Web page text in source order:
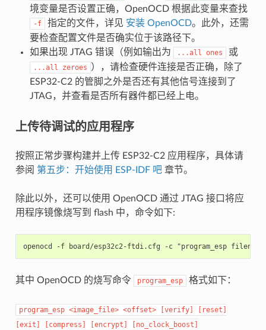
境变量是否设置正确，OpenOCD 根据此变量来查找
-f 指定的文件，详见 安装 OpenOCD。此外，还需
要检查配置文件是否确实位于该路径下。
如果出现 JTAG 错误（例如输出为
...all ones 或
...all zeroes
），请检查硬件连接是否正确，除了
ESP32-C2 的管脚之外是否还有其他信号连接到了
JTAG，并查看是否所有器件都已经上电。
上传待调试的应用程序
按照正常步骤构建并上传 ESP32-C2 应用程序，具体请
参阅 第五步：开始使用 ESP-IDF 吧章节。
除此以外，还可以使用 OpenOCD 通过 JTAG 接口将应
用程序镜像烧写到 flash 中，命令如下:
其中 OpenOCD 的烧写命令 program_esp 格式如下：
program_esp <image_file> <offset> [verify]
[reset]
[exit]
[compress] [encrypt]
[no_clock_boost]